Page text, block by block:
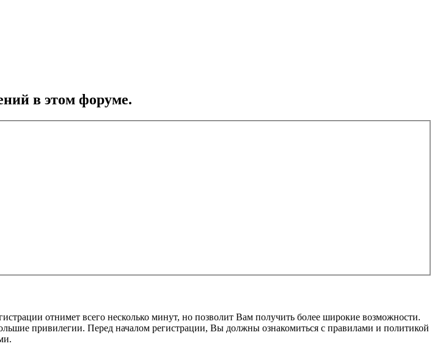
в этом форуме.
отнимет всего несколько минут, но позволит Вам получить более широкие возможности.
привилегии. Перед началом регистрации, Вы должны ознакомиться с правилами и политикой